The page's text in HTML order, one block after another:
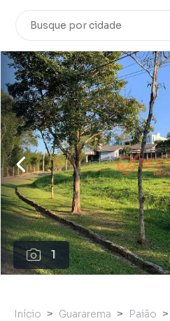
1
Início Guararema Paião